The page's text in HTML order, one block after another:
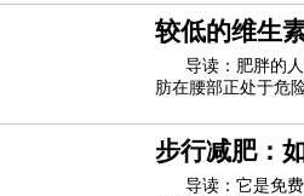
时会过度生长，从
酵母菌的一个常见
型。在本文中，我
较低的维生
脂肪有关
导读：肥胖的
肪在腰部正处于危
响。维生素D水平
染，自身免疫性疾
究作者Rachida
步行减肥：
导读：它是免